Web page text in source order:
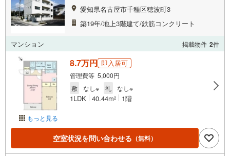
愛知県名古屋市千種区穂波町3
築19年/地上3階建て/鉄筋コンクリート
マンション 掲載物件 2件
もっと見る
8.7万円 即入居可
管理費等 5,000円
敷
なし※ 礼 なし※
1LDK 40.44m2 1階
空室状況を問い合わせる （無料）